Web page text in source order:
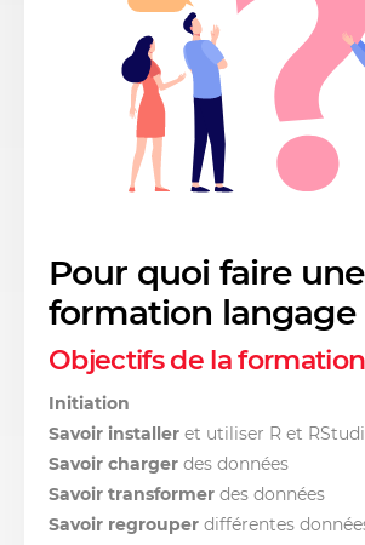
Pour quoi faire une
formation langage
Objectifs de la formation
Initiation
Savoir installer et utiliser R et
Savoir charger des données
Savoir transformer des données
Savoir regrouper différentes